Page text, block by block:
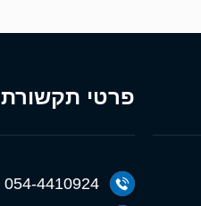
פרטי תקשורת
054-4410924